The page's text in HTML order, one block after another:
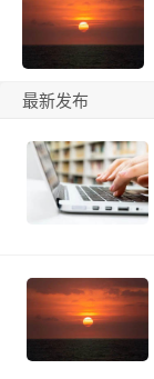
最新发布